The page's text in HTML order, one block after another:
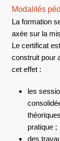
Modalités
La formation
axée sur la
Le certificat
construit pour
cet effet :
les
pratique ;
des